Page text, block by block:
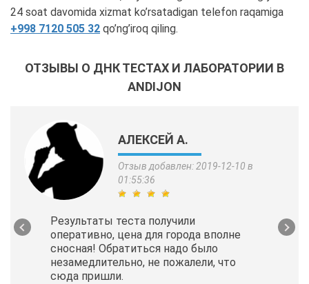
24 soat davomida xizmat ko’rsatadigan telefon raqamiga
+998 7120 505 32 qo’ng’iroq qiling.
ОТЗЫВЫ О ДНК ТЕСТАХ И ЛАБОРАТОРИИ В
ANDIJON
АЛЕКСЕЙ А.
Отзыв добавлен: 2019-12-10 в
01:55:36
Результаты теста получили
оперативно, цена для города вполне
сносная! Обратиться надо было
незамедлительно, не пожалели, что
сюда пришли.